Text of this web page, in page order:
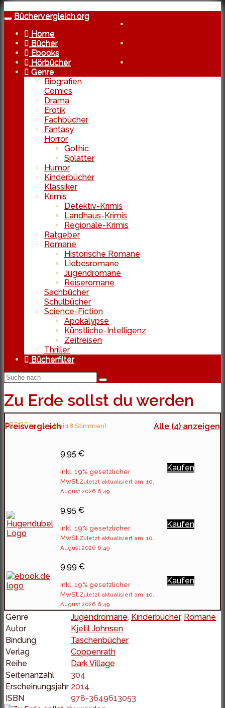
Skip
to
content
Toggle
navigation
Büchervergleich.org
Home
Bücher
Ebooks
Hörbücher
Genre
Biografien
Comics
Drama
Erotik
Fachbücher
Fantasy
Horror
Gothic
Splatter
Humor
Kinderbücher
Klassiker
Krimis
Detektiv-Krimis
Landhaus-Krimis
Regionale-Krimis
Ratgeber
Romane
Historische Romane
Liebesromane
Jugendromane
Reiseromane
Sachbücher
Schulbücher
Science-Fiction
Apokalypse
Künstliche-Intelligenz
Zeitreisen
Thriller
Bücherfilter
Zu Erde sollst du werden
(4.5 / 5 bei 18 Stimmen) Alle (4) anzeigen
Preisvergleich
9,95 €
inkl. 19% gesetzlicher
MwSt. Zuletzt aktualisiert am: 10.
August 2026 6:49
Kaufen
9,95 €
inkl. 19% gesetzlicher
MwSt. Zuletzt aktualisiert am: 10.
August 2026 6:49
Kaufen
9,99 €
inkl. 19% gesetzlicher
MwSt. Zuletzt aktualisiert am: 10.
August 2026 6:49
Kaufen
Genre Jugendromane, Kinderbücher, Romane
Autor
Kjetil Johnsen
Bindung
Taschenbücher
Verlag
Coppenrath
Reihe
Dark Village
Seitenanzahl
304
Erscheinungsjahr 2014
ISBN
978-3649613053